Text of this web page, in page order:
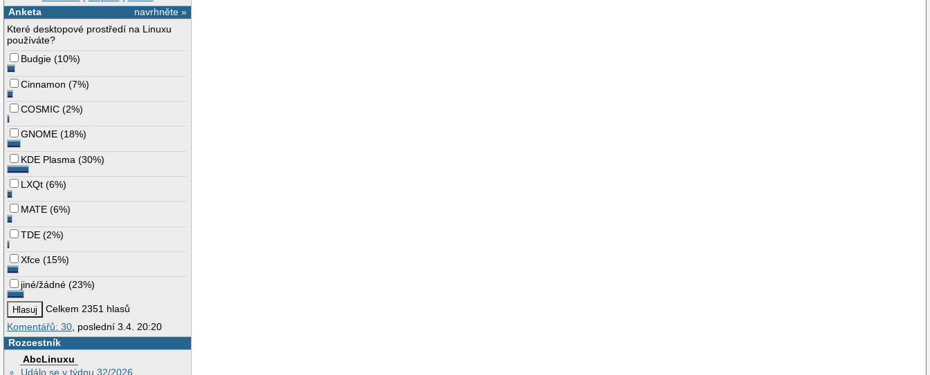
navrhněte »
Anketa
Které desktopové prostředí na Linuxu
používáte?
Budgie (10%)
Cinnamon (7%)
COSMIC (2%)
GNOME (18%)
KDE Plasma (30%)
LXQt (6%)
MATE (6%)
TDE (2%)
Xfce (15%)
jiné/žádné (23%)
Celkem 2351 hlasů
Komentářů: 30 , poslední 3.4. 20:20
Rozcestník
AbcLinuxu
Událo se v týdnu 32/2026